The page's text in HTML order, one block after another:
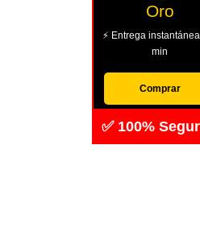
Oro
⚡ Entrega
min
Comprar
✅ 100%